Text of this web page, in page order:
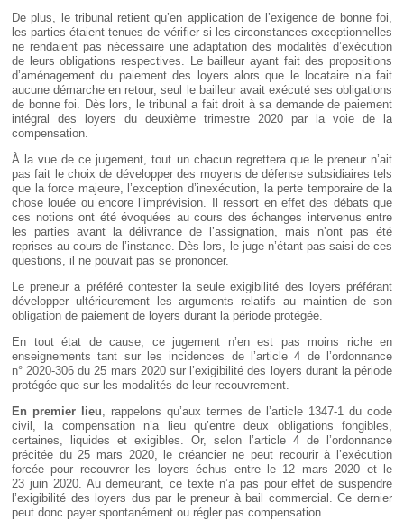
De plus, le tribunal retient qu’en application de l’exigence de bonne foi,
les parties étaient tenues de vérifier si les circonstances exceptionnelles
ne rendaient pas nécessaire une adaptation des modalités d’exécution
de leurs obligations respectives. Le bailleur ayant fait des propositions
d’aménagement du paiement des loyers alors que le locataire n’a fait
aucune démarche en retour, seul le bailleur avait exécuté ses obligations
de bonne foi. Dès lors, le tribunal a fait droit à sa demande de paiement
intégral des loyers du deuxième trimestre 2020 par la voie de la
compensation.
À la vue de ce jugement, tout un chacun regrettera que le preneur n’ait
pas fait le choix de développer des moyens de défense subsidiaires tels
que la force majeure, l’exception d’inexécution, la perte temporaire de la
chose louée ou encore l’imprévision. Il ressort en effet des débats que
ces notions ont été évoquées au cours des échanges intervenus entre
les parties avant la délivrance de l’assignation, mais n’ont pas été
reprises au cours de l’instance. Dès lors, le juge n’étant pas saisi de ces
questions, il ne pouvait pas se prononcer.
Le preneur a préféré contester la seule exigibilité des loyers préférant
développer ultérieurement les arguments relatifs au maintien de son
obligation de paiement de loyers durant la période protégée.
En tout état de cause, ce jugement n’en est pas moins riche en
enseignements tant sur les incidences de l’article 4 de l’ordonnance
n° 2020-306 du 25 mars 2020 sur l’exigibilité des loyers durant la période
protégée que sur les modalités de leur recouvrement.
En premier lieu, rappelons qu’aux termes de l’article 1347-1 du code
civil, la compensation n’a lieu qu’entre deux obligations fongibles,
certaines, liquides et exigibles. Or, selon l’article 4 de l’ordonnance
précitée du 25 mars 2020, le créancier ne peut recourir à l’exécution
forcée pour recouvrer les loyers échus entre le 12 mars 2020 et le
23 juin 2020. Au demeurant, ce texte n’a pas pour effet de suspendre
l’exigibilité des loyers dus par le preneur à bail commercial. Ce dernier
peut donc payer spontanément ou régler pas compensation.